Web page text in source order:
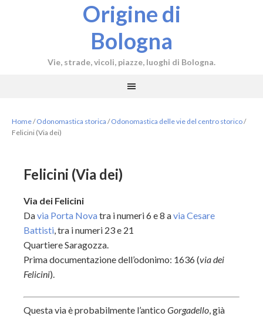
Origine di
Bologna
Vie, strade, vicoli, piazze, luoghi di Bologna.
Home/ Odonomastica storica / Odonomastica delle vie del centro storico/
Felicini (Via dei)
Felicini (Via dei)
Via dei Felicini
Davia Porta Novatra i numeri 6 e 8 avia Cesare
Battisti, tra i numeri 23 e 21
Quartiere Saragozza.
Prima documentazione dell’odonimo: 1636 (via dei
Felicini).
Questa via è probabilmente l’antico Gorgadello, già